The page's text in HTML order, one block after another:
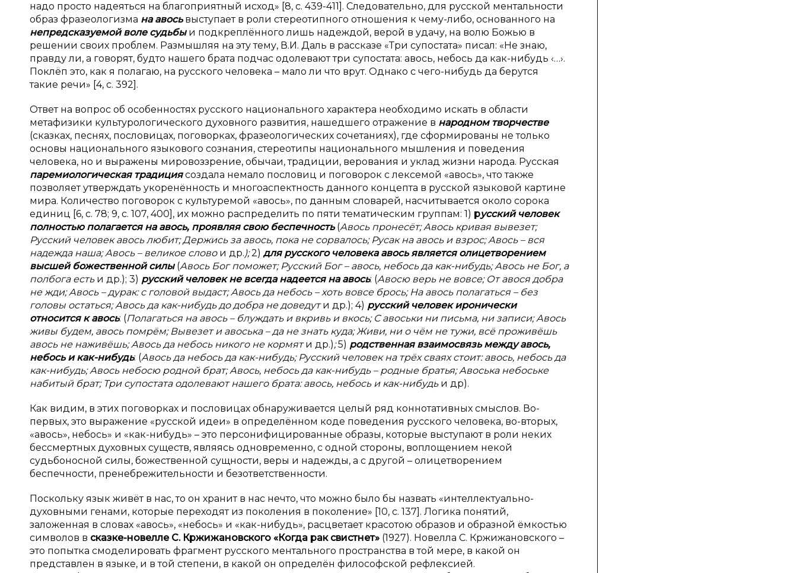
надо просто надеяться на благоприятный исход» [8, с. 439-411]. Следовательно, для русской ментальности
образ фразеологизма на авосьвыступает в роли стереотипного отношения к чему-либо, основанного на
непредсказуемой воле судьбыи подкреплённого лишь надеждой, верой в удачу, на волю Божью в
решении своих проблем. Размышляя на эту тему, В.И. Даль в рассказе «Три супостата» писал: «Не знаю,
правду ли, а говорят, будто нашего брата подчас одолевают три супостата: авось, небось да как-нибудь ‹…›.
Поклёп это, как я полагаю, на русского человека – мало ли что врут. Однако с чего-нибудь да берутся
такие речи» [4, с. 392].
Ответ на вопрос об особенностях русского национального характера необходимо искать в области
метафизики культурологического духовного развития, нашедшего отражение в народном творчестве
(сказках, песнях, пословицах, поговорках, фразеологических сочетаниях), где сформированы не только
основы национального языкового сознания, стереотипы национального мышления и поведения
человека, но и выражены мировоззрение, обычаи, традиции, верования и уклад жизни народа. Русская
паремиологическая традициясоздала немало пословиц и поговорок с лексемой «авось», что также
позволяет утверждать укоренённость и многоаспектность данного концепта в русской языковой картине
мира. Количество поговорок с культуремой «авось», по данным словарей, насчитывается около сорока
единиц [6, с. 78; 9, с. 107, 400], их можно распределить по пяти тематическим группам: 1) русский человек
полностью полагается на авось, проявляя свою беспечность(Авось пронесёт; Авось кривая вывезет;
Русский человек авось любит; Держись за авось, пока не сорвалось; Русак на авось и взрос; Авось – вся
надежда наша; Авось – великое словои др.);2) для русского человека авось является олицетворением
высшей божественной силы(Авось Бог поможет; Русский Бог – авось, небось да как-нибудь; Авось не Бог, а
полбога естьи др.); 3) русский человек не всегда надеется на авось: (Авосю верь не вовсе; От авося добра
не жди; Авось – дурак: с головой выдаст; Авось да небось – хоть вовсе брось; На авось полагаться – без
головы остаться; Авось да как-нибудь до добра не доведути др.); 4) русский человек иронически
относится к авось: (Полагаться на авось – блуждать и вкривь и вкось; С авоськи ни письма, ни записи; Авось
живы будем, авось помрём; Вывезет и авоська – да не знать куда; Живи, ни о чём не тужи, всё проживёшь
авось не наживёшь; Авось да небось никого не кормяти др.);5) родственная взаимосвязь между авось,
небось и как-нибудь: (Авось да небось да как-нибудь; Русский человек на трёх сваях стоит: авось, небось да
как-нибудь; Авось небосю родной брат; Авось, небось да как-нибудь – родные братья; Авоська небоське
набитый брат; Три супостата одолевают нашего брата: авось, небось и как-нибудьи др).
Как видим, в этих поговорках и пословицах обнаруживается целый ряд коннотативных смыслов. Во-
первых, это выражение «русской идеи» в определённом коде поведения русского человека, во-вторых,
«авось», небось» и «как-нибудь» – это персонифицированные образы, которые выступают в роли неких
бессмертных духовных существ, являясь одновременно, с одной стороны, воплощением некой
судьбоносной силы, божественной сущности, веры и надежды, а с другой – олицетворением
беспечности, пренебрежительности и безответственности.
Поскольку язык живёт в нас, то он хранит в нас нечто, что можно было бы назвать «интеллектуально-
духовными генами, которые переходят из поколения в поколение» [10, с. 137]. Логика понятий,
заложенная в словах «авось», «небось» и «как-нибудь», расцветает красотою образов и образной ёмкостью
символов в сказке-новелле С. Кржижановского «Когда рак свистнет» (1927). Новелла С. Кржижановского –
это попытка смоделировать фрагмент русского ментального пространства в той мере, в какой он
представлен в языке, и в той степени, в какой он определён философской рефлексией.